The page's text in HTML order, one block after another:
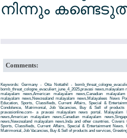
നിന്നും
Comments:
Keywords: Germany - Otta Nottathil -
bomb_threat_cologne_evaculiert_june_4_2025,pravasi
malayalam news,American malayalam news,Canadian
malayalam news,Newzealand malayalam news,Malayalees News
Education, Sports, Classifieds, Current Affairs, Special &
Condolence, Matrimonial, Job Vacancies, Buy & Sell of
pravasionline.com- a pravasi malayalam news portal. Malayalam
news,American malayalam news,Canadian malayalam
news,Newzealand malayalam news,Inda and other countries.
Sports, Classifieds, Current Affairs, Special & Entertainment News.
Matrimonial, Job Vacancies, Buy & Sell of products and services,